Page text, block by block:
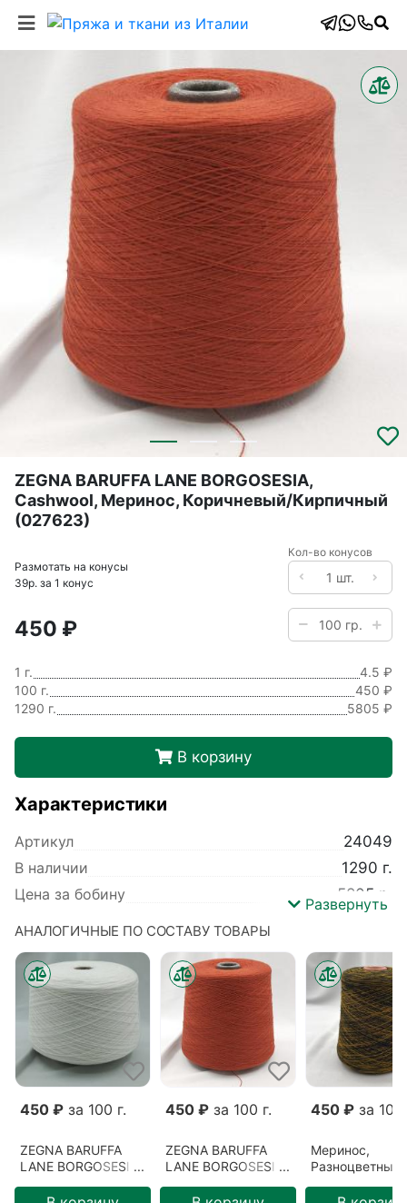
ZEGNA BARUFFA LANE BORGOSESIA,
Cashwool, Меринос, Коричневый/Кирпичный
(027623)
Размотать на конусы
39р. за 1 конус
Кол-во конусов
450 ₽
1 г.
4.5 ₽
100 г.
450 ₽
1290 г.
5805 ₽
В корзину
Характеристики
Артикул
24049
В наличии
1290 г.
Цена за бобину
5805 р.
BORGOSESIA
Коллекция
Cashwool
Базовый цвет
Коричневый
Цвет
Кирпичный (027623)
Метраж
1500 м/100 гр
Детальный состав
Меринос 100%
Развернуть
АНАЛОГИЧНЫЕ ПО СОСТАВУ ТОВАРЫ
450 ₽ за 100 г.
ZEGNA BARUFFA
LANE BORGOSESIA,
Белый/Белый
450 ₽ за 100 г.
ZEGNA BARUFFA
LANE BORGOSESIA,
Коричневый/
450 ₽ за 100
Меринос,
Разноцветный/
(F2001)